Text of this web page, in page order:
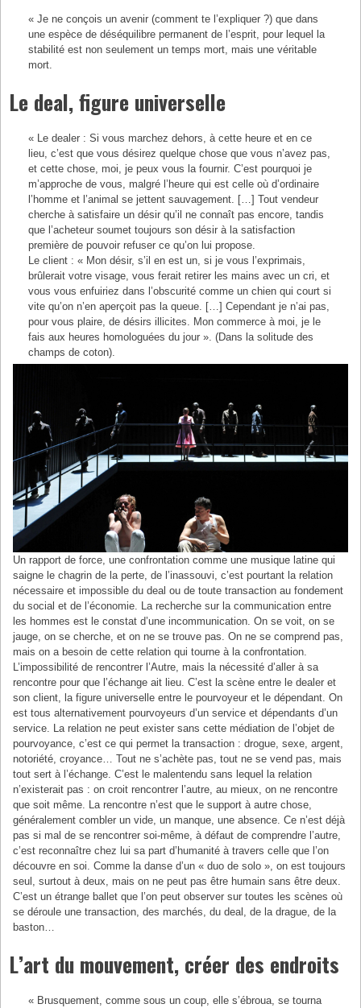
« Je ne conçois un avenir (comment te l’expliquer ?) que dans
une espèce de déséquilibre permanent de l’esprit, pour lequel la
stabilité est non seulement un temps mort, mais une véritable
mort.
Le deal, figure universelle
« Le dealer : Si vous marchez dehors, à cette heure et en ce
lieu, c’est que vous désirez quelque chose que vous n’avez pas,
et cette chose, moi, je peux vous la fournir. C’est pourquoi je
m’approche de vous, malgré l’heure qui est celle où d’ordinaire
l’homme et l’animal se jettent sauvagement. […] Tout vendeur
cherche à satisfaire un désir qu’il ne connaît pas encore, tandis
que l’acheteur soumet toujours son désir à la satisfaction
première de pouvoir refuser ce qu’on lui propose.
Le client : « Mon désir, s’il en est un, si je vous l’exprimais,
brûlerait votre visage, vous ferait retirer les mains avec un cri, et
vous vous enfuiriez dans l’obscurité comme un chien qui court si
vite qu’on n’en aperçoit pas la queue. […] Cependant je n’ai pas,
pour vous plaire, de désirs illicites. Mon commerce à moi, je le
fais aux heures homologuées du jour ». (Dans la solitude des
champs de coton).
Un rapport de force, une confrontation comme une musique latine qui
saigne le chagrin de la perte, de l’inassouvi, c’est pourtant la relation
nécessaire et impossible du deal ou de toute transaction au fondement
du social et de l’économie. La recherche sur la communication entre
les hommes est le constat d’une incommunication. On se voit, on se
jauge, on se cherche, et on ne se trouve pas. On ne se comprend pas,
mais on a besoin de cette relation qui tourne à la confrontation.
L’impossibilité de rencontrer l’Autre, mais la nécessité d’aller à sa
rencontre pour que l’échange ait lieu. C’est la scène entre le dealer et
son client, la figure universelle entre le pourvoyeur et le dépendant. On
est tous alternativement pourvoyeurs d’un service et dépendants d’un
service. La relation ne peut exister sans cette médiation de l’objet de
pourvoyance, c’est ce qui permet la transaction : drogue, sexe, argent,
notoriété, croyance… Tout ne s’achète pas, tout ne se vend pas, mais
tout sert à l’échange. C’est le malentendu sans lequel la relation
n’existerait pas : on croit rencontrer l’autre, au mieux, on ne rencontre
que soit même. La rencontre n’est que le support à autre chose,
généralement combler un vide, un manque, une absence. Ce n’est déjà
pas si mal de se rencontrer soi-même, à défaut de comprendre l’autre,
c’est reconnaître chez lui sa part d’humanité à travers celle que l’on
découvre en soi. Comme la danse d’un « duo de solo », on est toujours
seul, surtout à deux, mais on ne peut pas être humain sans être deux.
C’est un étrange ballet que l’on peut observer sur toutes les scènes où
se déroule une transaction, des marchés, du deal, de la drague, de la
baston…
L’art du mouvement, créer des endroits
« Brusquement, comme sous un coup, elle s’ébroua, se tourna